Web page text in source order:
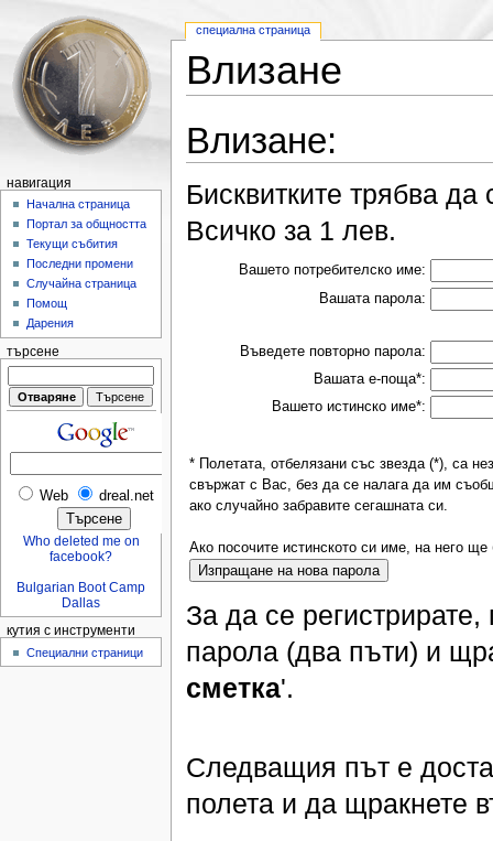
Влизане
Влизане:
Бисквитките трябва
Всичко за 1 лев.
Вашето потребителско име:
Вашата парола:
Въведете повторно парола:
Вашата е-поща*:
Вашето истинско име*:
* Полетата, отбелязани със звезда (*), са
свържат с Вас, без да се налага да им
ако случайно забравите сегашната си.
Ако посочите истинското си име, на него
За да се
парола (два пъти) и
сметка'.
Следващия път е
полета и да щракнете
специална страница
навигация
Начална страница
Портал за общността
Текущи събития
Последни промени
Случайна страница
Помощ
Дарения
търсене
Web dreal.net
Who deleted me on
facebook?
Bulgarian Boot Camp
Dallas
кутия с инструменти
Специални страници